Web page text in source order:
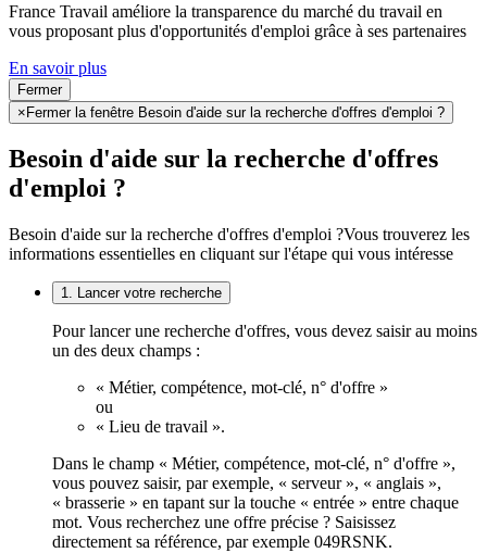
France Travail améliore la transparence du marché du travail en
vous proposant plus d'opportunités d'emploi grâce à ses partenaires
En savoir plus
Fermer
×Fermer la fenêtre Besoin d'aide sur la recherche d'offres d'emploi ?
Besoin d'aide sur la recherche d'offres
d'emploi ?
Besoin d'aide sur la recherche d'offres d'emploi ?Vous trouverez les
informations essentielles en cliquant sur l'étape qui vous intéresse
1. Lancer votre recherche
Pour lancer une recherche d'offres, vous devez saisir au moins
un des deux champs :
« Métier, compétence, mot-clé, n° d'offre »
ou
« Lieu de travail ».
Dans le champ « Métier, compétence, mot-clé, n° d'offre »,
vous pouvez saisir, par exemple, « serveur », « anglais »,
« brasserie » en tapant sur la touche « entrée » entre chaque
mot. Vous recherchez une offre précise ? Saisissez
directement sa référence, par exemple 049RSNK.